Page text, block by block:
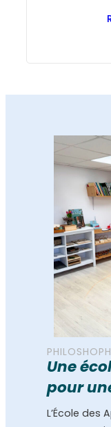
Une
pour
L’École des